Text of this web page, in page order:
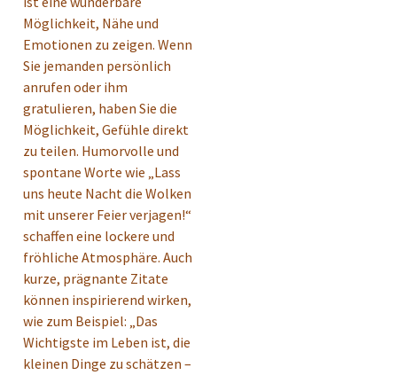
Möglichkeit, Nähe und
Emotionen zu zeigen. Wenn
Sie jemanden persönlich
anrufen oder ihm
gratulieren, haben Sie die
Möglichkeit, Gefühle direkt
zu teilen. Humorvolle und
spontane Worte wie „Lass
uns heute Nacht die Wolken
mit unserer Feier verjagen!“
schaffen eine lockere und
fröhliche Atmosphäre. Auch
kurze, prägnante Zitate
können inspirierend wirken,
wie zum Beispiel: „Das
Wichtigste im Leben ist, die
kleinen Dinge zu schätzen –